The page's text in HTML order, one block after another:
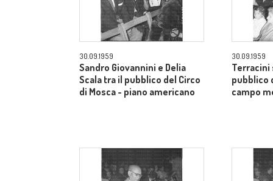
30.09.1959
Sandro Giovannini e Delia
Scala tra il pubblico del Circo
di Mosca - piano americano
30.09.1959
Terracini
pubblico
campo